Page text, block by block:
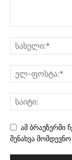
ამ ბრაუზერში
შენახვა